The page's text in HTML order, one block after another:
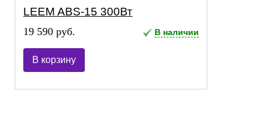
LEEM ABS-15 300Вт
19 590 руб. В наличии
В корзину